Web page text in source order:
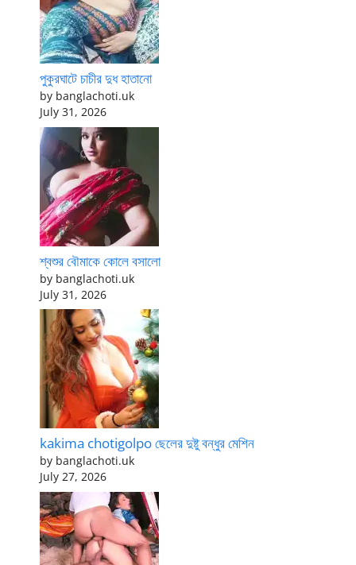
পুকুরঘাটে চাচীর দুধ হাতানো
by banglachoti.uk
July 31, 2026
শ্বশুর বৌমাকে কোলে বসালো
by banglachoti.uk
July 31, 2026
kakima chotigolpo ছেলের দুষ্টু বন্ধুর মেশিন
by banglachoti.uk
July 27, 2026